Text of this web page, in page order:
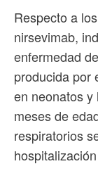
Respecto a
nirsevimab,
enfermedad
producida por
en neonatos
meses de
respiratorios